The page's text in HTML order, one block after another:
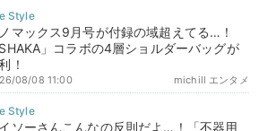
マックス9月号が付録の域超えてる…！
SHAKA」コラボの4層ショルダーバッグが
！
michill エンタメ
08/08 11:00
ソーさんこんなの反則だよ…！「不器用